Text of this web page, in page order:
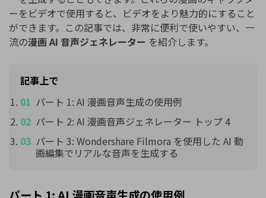
ーをビデオで使用すると、ビデオをより魅力的にすること
ができます。この記事では、非常に便利で使いやすい、一
流の漫画 AI 音声ジェネレーター を紹介します。
記事上で
パート 1: AI 漫画音声生成の使用例
パート 2: AI 漫画音声ジェネレーター トップ 4
パート 3: Wondershare Filmora を使用した AI 動
画編集でリアルな音声を生成する